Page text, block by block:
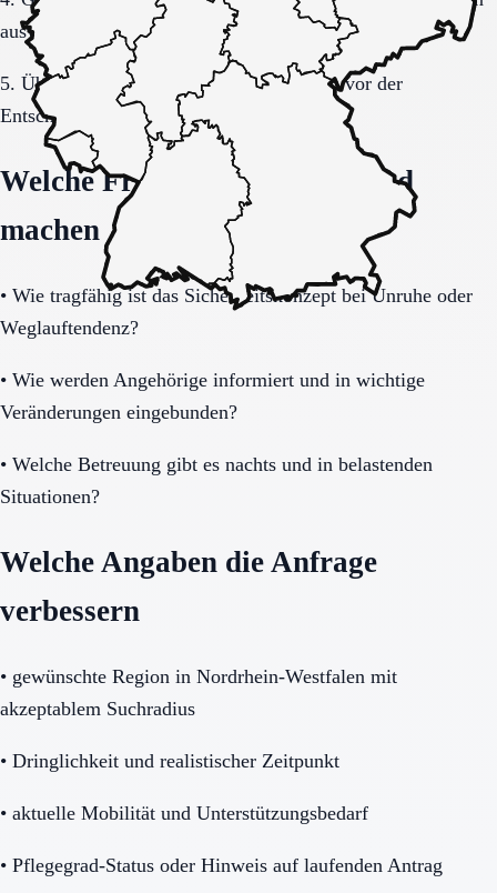
auswerten.
5. Übergang, Kommunikation und Kosten vor der
Entscheidung vollständig klären.
Welche Fragen den Unterschied
machen
• Wie tragfähig ist das Sicherheitskonzept bei Unruhe oder
Weglauftendenz?
• Wie werden Angehörige informiert und in wichtige
Veränderungen eingebunden?
• Welche Betreuung gibt es nachts und in belastenden
Situationen?
Welche Angaben die Anfrage
verbessern
• gewünschte Region in Nordrhein-Westfalen mit
akzeptablem Suchradius
• Dringlichkeit und realistischer Zeitpunkt
• aktuelle Mobilität und Unterstützungsbedarf
• Pflegegrad-Status oder Hinweis auf laufenden Antrag